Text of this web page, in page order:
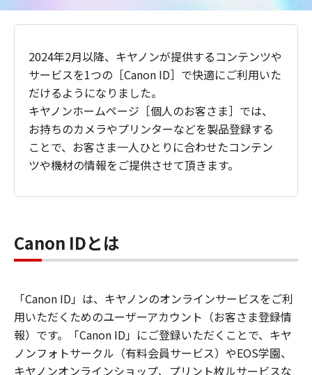
2024年2月以降、キヤノンが提供するコンテンツや
サービスを1つの［Canon ID］で快適にご利用いた
だけるようになりました。
キヤノンホームページ［個人のお客さま］では、
お持ちのカメラやプリンターなどを製品登録する
ことで、お客さま一人ひとりに合わせたコンテン
ツや機材の情報をご提供させて頂きます。
Canon IDとは
「Canon ID」は、キヤノンのオンラインサービスをご利
用いただくためのユーザーアカウント（お客さま登録情
報）です。「Canon ID」にご登録いただくことで、キヤ
ノンフォトサークル（有料会員サービス）やEOS学園、
キヤノンオンラインショップ、プリント枚ルサービスな